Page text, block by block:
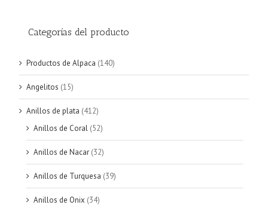
Categorías del producto
Productos de Alpaca (140)
Angelitos (15)
Anillos de plata (412)
Anillos de Coral (52)
Anillos de Nacar (32)
Anillos de Turquesa (39)
Anillos de Onix (34)